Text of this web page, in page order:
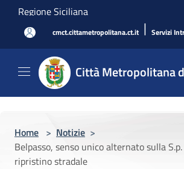
Salta al contenuto principale
Regione Siciliana
cmct.cittametropolitana.ct.it | Servizi
Città Metropolitana
Home > Notizie >
Belpasso, senso unico alternato sulla
ripristino stradale